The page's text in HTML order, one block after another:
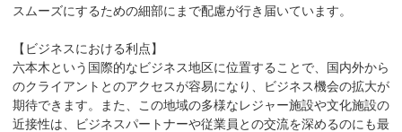
スムーズにするための細部にまで配慮が行き届いています。
【ビジネスにおける利点】
六本木という国際的なビジネス地区に位置することで、国内外から
のクライアントとのアクセスが容易になり、ビジネス機会の拡大が
期待できます。また、この地域の多様なレジャー施設や文化施設の
近接性は、ビジネスパートナーや従業員との交流を深めるのにも最